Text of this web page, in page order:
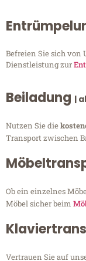
Befreien Sie sich von
Dienstleistung zur
Beiladung |
Nutzen Sie die
Transport zwischen
Ob ein einzelnes
Möbel sicher beim
Vertrauen Sie auf